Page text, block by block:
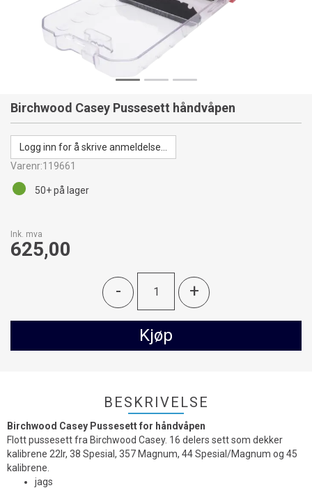
Birchwood Casey Pussesett håndvåpen
Logg inn for å skrive anmeldelse...
Varenr:119661
Ink. mva
625,00
- +
Kjøp
50+på lager
BESKRIVELSE
Birchwood Casey Pussesett for håndvåpen
Flott pussesett fra Birchwood Casey. 16 delers sett som dekker
kalibrene 22lr, 38 Spesial, 357 Magnum, 44 Spesial/Magnum og 45
kalibrene.
jags